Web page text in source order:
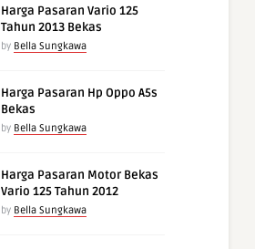
Harga Pasaran Vario 125
Tahun 2013 Bekas
by Bella Sungkawa
Harga Pasaran Hp Oppo A5s
Bekas
by Bella Sungkawa
Harga Pasaran Motor Bekas
Vario 125 Tahun 2012
by Bella Sungkawa